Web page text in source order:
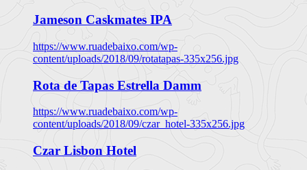
Jameson Caskmates IPA
https://www.ruadebaixo.com/wp-
content/uploads/2018/09/rotatapas-335x256.jpg
Rota de Tapas Estrella Damm
https://www.ruadebaixo.com/wp-
content/uploads/2018/09/czar_hotel-335x256.jpg
Czar Lisbon Hotel